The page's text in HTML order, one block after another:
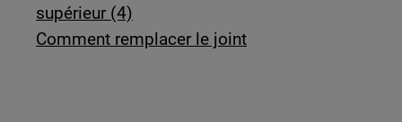
supérieur (4)
Comment remplacer le joint